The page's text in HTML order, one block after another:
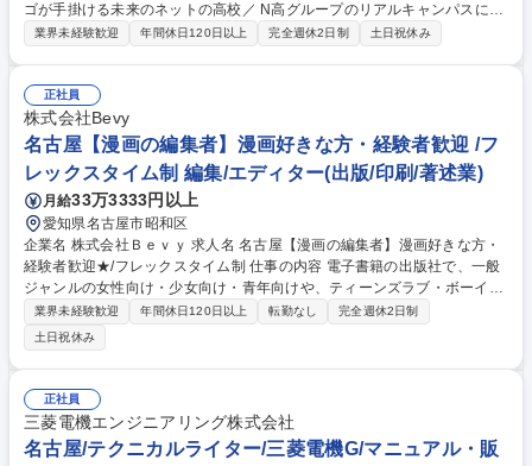
ゴが手掛ける未来のネットの高校／ N高グループのリアルキャンパスに
て、生徒の成長を支えるメンターを募集いたします。教員免許不要で、異
だきます。 (1)プロジェクト学習の授業の実施：当学園オリジナル授業の
プロジェクトNや21世紀型スキル学習などPBL（プロジェクト学習）の実
施 (2)生徒指導・コーチング(3)保護者様との関係作り(4)キャンパス運営
ャンパスメンター
業界未経験歓迎 年間休日120日以上 完全週休2日制 土日祝休み
正社員
株式会社Bevy
名古屋【漫画の編集者】漫画好きな方・経験者歓迎 /フ
レックスタイム制 編集/エディター(出版/印刷/著述業)
月給33万3333円以上
愛知県名古屋市昭和区
企業名 株式会社Ｂｅｖｙ 求人名 名古屋【漫画の編集者】漫画好きな方・
経験者歓迎★/フレックスタイム制 仕事の内容 電子書籍の出版社で、一般
ジャンルの女性向け・少女向け・青年向けや、ティーンズラブ・ボーイズ
ラブ・男性向け（アダルト）作品の編集者としてお仕事をお願いいたしま
す。 【具体的には】電子コミックの企画・原案プロットの作成・編集・制
作など、電子書籍の製作にかかわる業務全般 ★作家さんと密に連絡を取り
合いながら、作品を心待ちにする読者のために、まだこの世にない新しく
面白いマンガを一緒に生み出してくれる仲間を募集しています！ 【こんな
方歓迎！】仕事に楽しみながら業務に取り組める方/漫画が好きで、新たな
分野に挑戦したい方 募集職種 名古屋【漫画の編集者】漫画好きな方・経
験者歓迎★/フレックスタイム制
業界未経験歓迎 年間休日120日以上 転勤なし
完全週休2日制
土日祝休み
正社員
三菱電機エンジニアリング株式会社
名古屋/テクニカルライター/三菱電機G/マニュアル・販